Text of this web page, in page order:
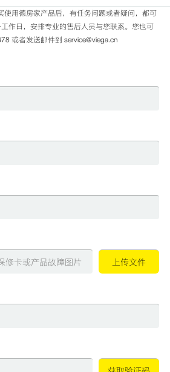
使用德房家产品后，有任务问题或者疑问，都可
作日，安排专业的售后人员与您联系。您也可
或者发送邮件到 service@viega.cn